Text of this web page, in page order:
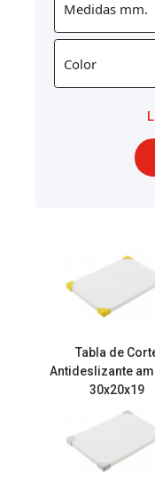
Tabla de
Antideslizante
30x20x19